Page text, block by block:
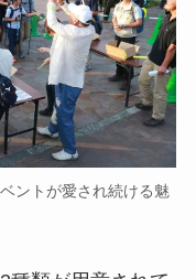
ントが愛され続ける魅